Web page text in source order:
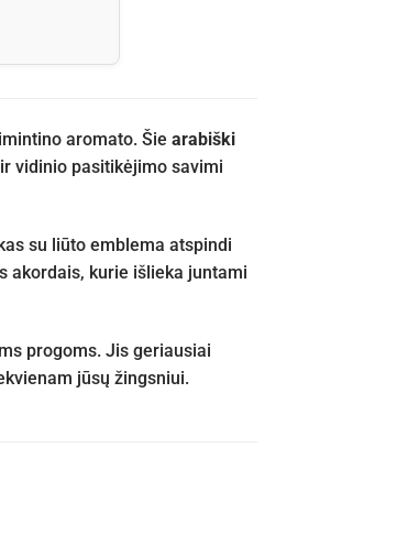
aromato. Šie arabiški
vidinio pasitikėjimo savimi
su liūto emblema atspindi
akordais, kurie išlieka juntami
progoms. Jis geriausiai
jūsų žingsniui.